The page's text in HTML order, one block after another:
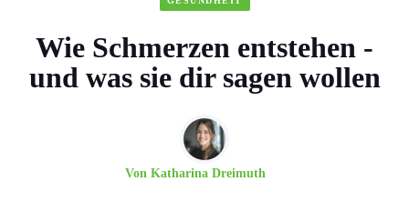
Wie Schmerzen entstehen -
und was sie dir sagen wollen
Von Katharina Dreimuth